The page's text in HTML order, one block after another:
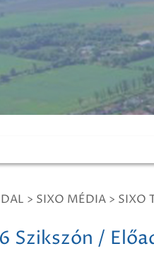
> SIXO MÉDIA > SIXO
Szikszón /